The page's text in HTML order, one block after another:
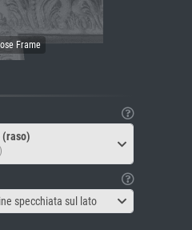
(raso)
specchiata sul lato